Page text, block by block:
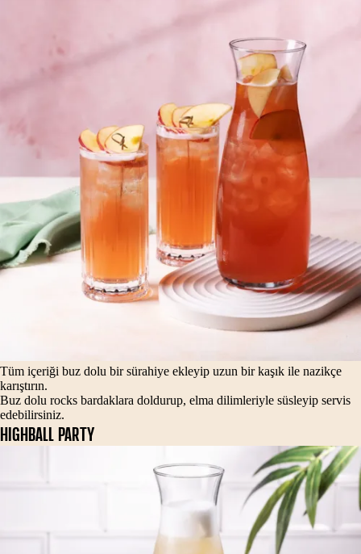
Tüm içeriği buz dolu bir sürahiye ekleyip uzun bir kaşık ile nazikçe
karıştırın.
Buz dolu rocks bardaklara doldurup, elma dilimleriyle süsleyip servis
edebilirsiniz.
HIGHBALL PARTY